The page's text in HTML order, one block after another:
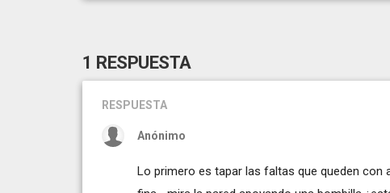
1 RESPUESTA
RESPUESTA
Anónimo
Lo primero es tapar las faltas que queden con